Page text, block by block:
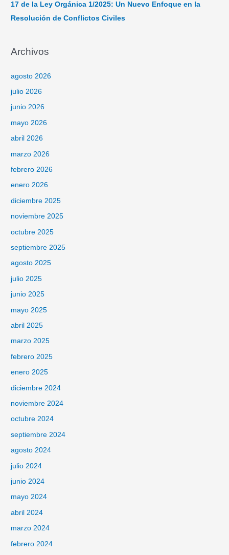
17 de la Ley Orgánica 1/2025: Un Nuevo Enfoque en la
Resolución de Conflictos Civiles
Archivos
agosto 2026
julio 2026
junio 2026
mayo 2026
abril 2026
marzo 2026
febrero 2026
enero 2026
diciembre 2025
noviembre 2025
octubre 2025
septiembre 2025
agosto 2025
julio 2025
junio 2025
mayo 2025
abril 2025
marzo 2025
febrero 2025
enero 2025
diciembre 2024
noviembre 2024
octubre 2024
septiembre 2024
agosto 2024
julio 2024
junio 2024
mayo 2024
abril 2024
marzo 2024
febrero 2024